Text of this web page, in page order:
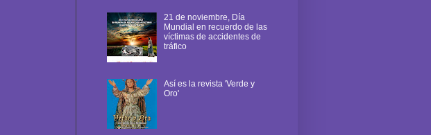
21 de noviembre, Día
Mundial en recuerdo de las
víctimas de accidentes de
tráfico
Así es la revista 'Verde y
Oro'